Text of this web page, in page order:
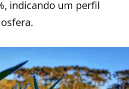
indicando um perfil